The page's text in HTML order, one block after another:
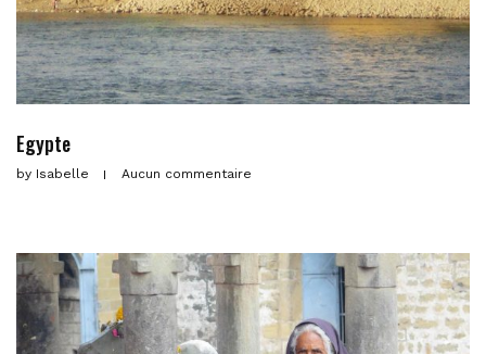
Egypte
by Isabelle Aucun commentaire